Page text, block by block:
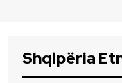
Shqipëria